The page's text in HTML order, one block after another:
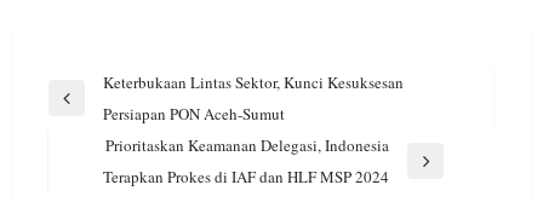
Navigasi
Previous
Keterbukaan Lintas Sektor, Kunci Kesuksesan
Persiapan PON Aceh-Sumut
Prioritaskan Keamanan Delegasi, Indonesia
Terapkan Prokes di IAF dan HLF MSP 2024